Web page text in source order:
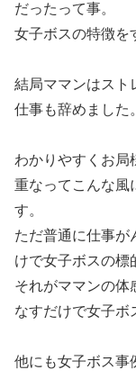
だったって事。
女子ボスの特徴を
結局ママンはスト
仕事も辞めました。
わかりやすくお局
重なってこんな風
す。
ただ普通に仕事が
けで女子ボスの標
それがママンの体
なすだけで女子ボ
他にも女子ボス事